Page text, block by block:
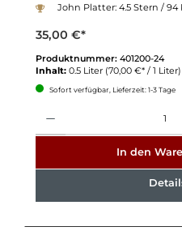
John Platter: 4.5 Stern /
35,00 €*
Produktnummer: 401200-24
Inhalt: 0.5 Liter (70,00 €* / 1 Liter)
Sofort verfügbar, Lieferzeit: 1-3 Tage
In den